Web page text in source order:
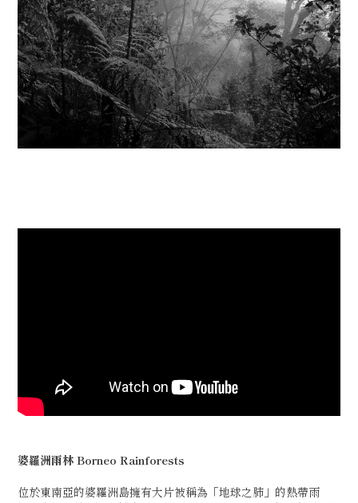
婆羅洲雨林 Borneo Rainforests
位於東南亞的婆羅洲島擁有大片被稱為「地球之肺」的熱帶雨